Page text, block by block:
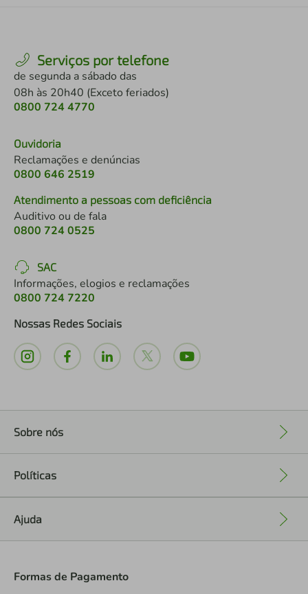
Serviços por telefone
de segunda a sábado das
08h às 20h40 (Exceto feriados)
0800 724 4770
Ouvidoria
Reclamações e denúncias
0800 646 2519
Atendimento a pessoas com deficiência
Auditivo ou de fala
0800 724 0525
SAC
Informações, elogios e reclamações
0800 724 7220
Nossas Redes Sociais
Sobre nós
Políticas
Ajuda
Formas de Pagamento